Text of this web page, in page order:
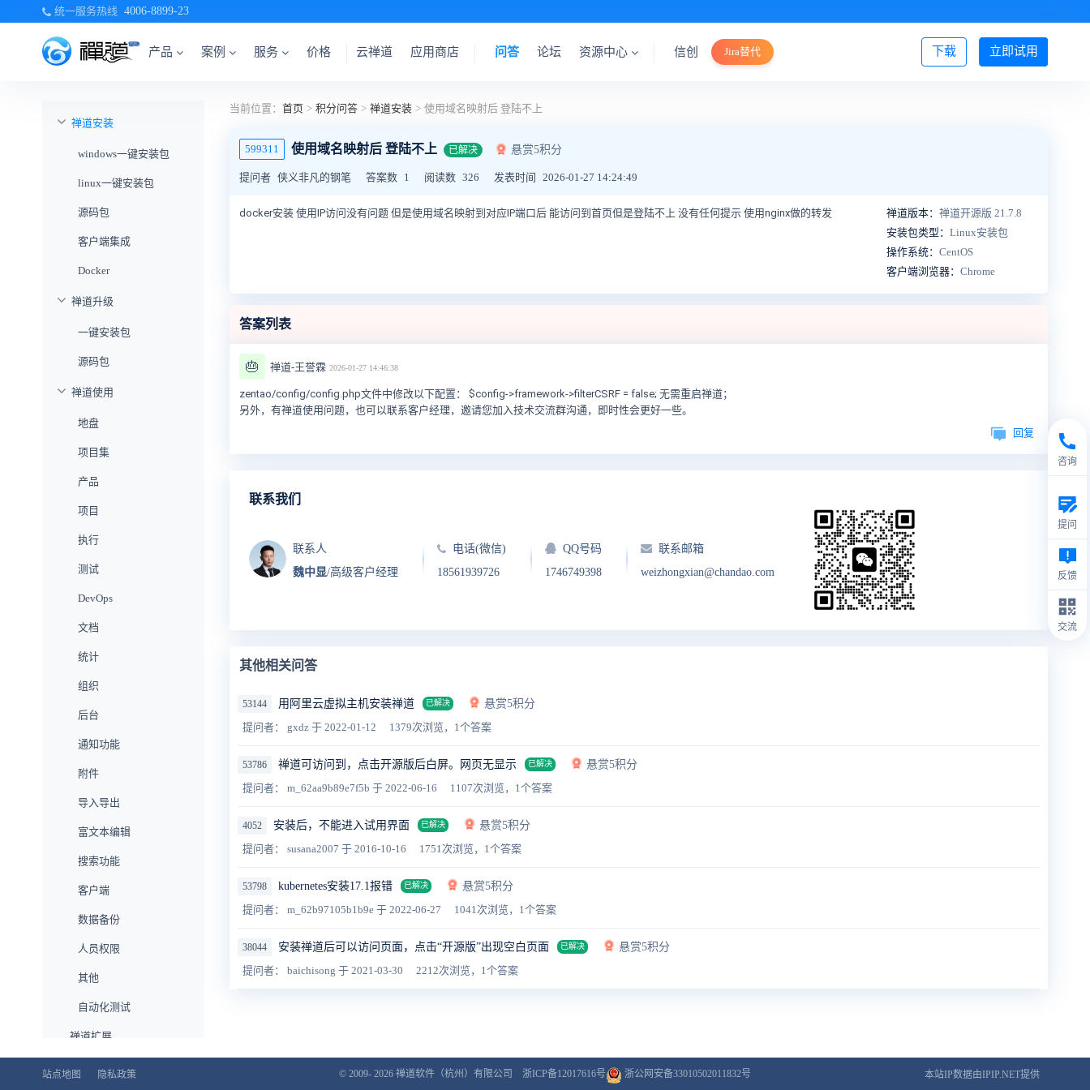
统一服务热线 4006-8899-23
产品 案例 服务 价格 立即试用
下载
云禅道 应用商店 问答 论坛 资源中心 信创 Jira替代 登录/注册
禅道安装
windows一键安装包
linux一键安装包
源码包
客户端集成
Docker
禅道升级
一键安装包
源码包
禅道使用
地盘
项目集
产品
项目
执行
测试
DevOps
文档
统计
组织
后台
通知功能
附件
导入导出
富文本编辑
搜索功能
客户端
数据备份
人员权限
其他
自动化测试
禅道扩展
企业版功能
当前位置： 首页 > 积分问答 > 禅道安装 > 使用域名映射后 登陆不上
599311 使用域名映射后 登陆不上 已解决 悬赏5积分
提问者 侠义非凡的钢笔 答案数 1 阅读数 326 发表时间 2026-01-27 14:24:49
docker安装 使用IP访问没有问题 但是使用域名映射到对应IP端口后 能访问到首页但是登陆不上 没有任何提示 使用nginx做的转发 禅道版本： 禅道开源版 21.7.8
安装包类型： Linux安装包
操作系统： CentOS
客户端浏览器： Chrome
答案列表
🎂 禅道-王誉霖 2026-01-27 14:46:38
zentao/config/config.php文件中修改以下配置： $config->framework->filterCSRF = false; 无需重启禅道；
另外，有禅道使用问题，也可以联系客户经理，邀请您加入技术交流群沟通，即时性会更好一些。
回复
联系我们
联系人
魏中显/高级客户经理
电话(微信)
18561939726
QQ号码
1746749398
联系邮箱
weizhongxian@chandao.com
其他相关问答
53144 用阿里云虚拟主机安装禅道 已解决
悬赏5积分
提问者： gxdz 于 2022-01-12 1379次浏览，1个答案
53786 禅道可访问到，点击开源版后白屏。网页无显示 已解决
悬赏5积分
提问者： m_62aa9b89e7f5b 于 2022-06-16 1107次浏览，1个答案
4052 安装后，不能进入试用界面 已解决
悬赏5积分
提问者： susana2007 于 2016-10-16 1751次浏览，1个答案
53798 kubernetes安装17.1报错 已解决
悬赏5积分
提问者： m_62b97105b1b9e 于 2022-06-27 1041次浏览，1个答案
38044 安装禅道后可以访问页面，点击“开源版”出现空白页面 已解决
悬赏5积分
提问者： baichisong 于 2021-03-30 2212次浏览，1个答案
站点地图 隐私政策 © 2009- 2026 禅道软件（杭州）有限公司 浙ICP备12017616号 浙公网安备33010502011832号 本站IP数据由IPIP.NET提供
咨询
提问
反馈
交流